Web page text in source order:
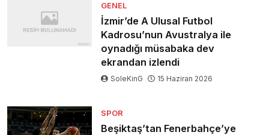
GENEL
İzmir’de A Ulusal Futbol
Kadrosu’nun Avustralya ile
oynadığı müsabaka dev
ekrandan izlendi
SoleKinG 15 Haziran 2026
SPOR
Beşiktaş’tan Fenerbahçe’ye